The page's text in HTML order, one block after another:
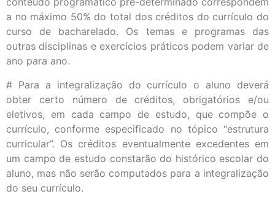
a no máximo 50% do total dos créditos do currículo do
curso de bacharelado. Os temas e programas das
outras disciplinas e exercícios práticos podem variar de
ano para ano.
# Para a integralização do currículo o aluno deverá
obter certo número de créditos, obrigatórios e/ou
eletivos, em cada campo de estudo, que compõe o
currículo, conforme especificado no tópico “estrutura
curricular”. Os créditos eventualmente excedentes em
um campo de estudo constarão do histórico escolar do
aluno, mas não serão computados para a integralização
do seu currículo.